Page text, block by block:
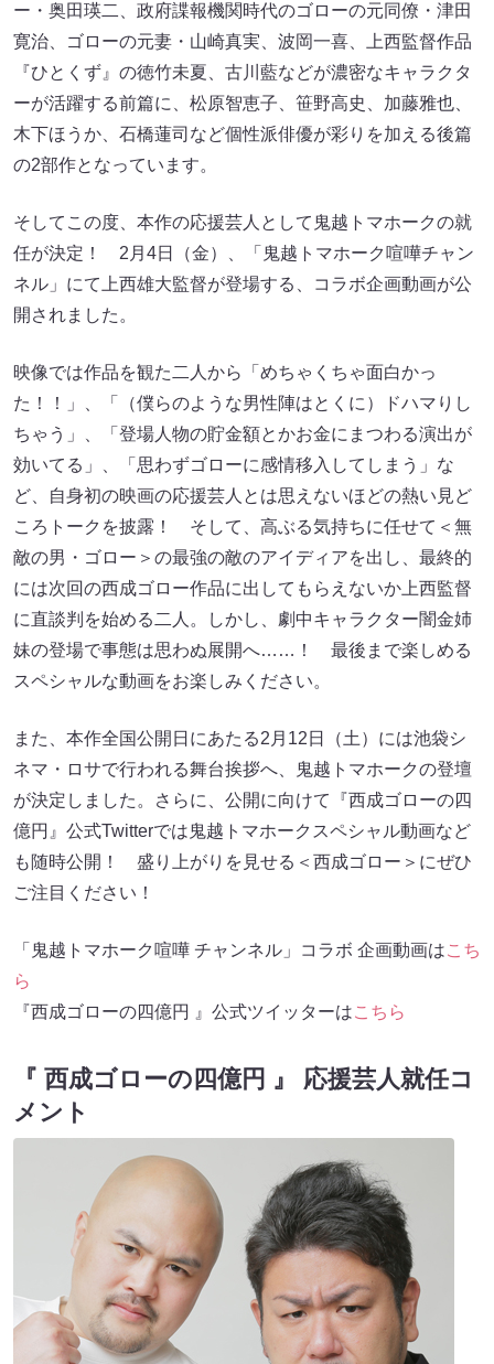
ー・奥田瑛二、政府諜報機関時代のゴローの元同僚・津田
寛治、ゴローの元妻・山崎真実、波岡一喜、上西監督作品
『ひとくず』の徳竹未夏、古川藍などが濃密なキャラクタ
ーが活躍する前篇に、松原智恵子、笹野高史、加藤雅也、
木下ほうか、石橋蓮司など個性派俳優が彩りを加える後篇
の2部作となっています。
そしてこの度、本作の応援芸人として鬼越トマホークの就
任が決定！ 2月4日（金）、「鬼越トマホーク喧嘩チャン
ネル」にて上西雄大監督が登場する、コラボ企画動画が公
開されました。
映像では作品を観た二人から「めちゃくちゃ面白かっ
た！！」、「（僕らのような男性陣はとくに）ドハマりし
ちゃう」、「登場人物の貯金額とかお金にまつわる演出が
効いてる」、「思わずゴローに感情移入してしまう」な
ど、自身初の映画の応援芸人とは思えないほどの熱い見ど
ころトークを披露！ そして、高ぶる気持ちに任せて＜無
敵の男・ゴロー＞の最強の敵のアイディアを出し、最終的
には次回の西成ゴロー作品に出してもらえないか上西監督
に直談判を始める二人。しかし、劇中キャラクター闇金姉
妹の登場で事態は思わぬ展開へ……！ 最後まで楽しめる
スペシャルな動画をお楽しみください。
また、本作全国公開日にあたる2月12日（土）には池袋シ
ネマ・ロサで行われる舞台挨拶へ、鬼越トマホークの登壇
が決定しました。さらに、公開に向けて『西成ゴローの四
億円』公式Twitterでは鬼越トマホークスペシャル動画など
も随時公開！ 盛り上がりを見せる＜西成ゴロー＞にぜひ
ご注目ください！
「鬼越トマホーク喧嘩 チャンネル」コラボ 企画動画はこち
ら
『西成ゴローの四億円 』公式ツイッターはこちら
『 西成ゴローの四億円 』 応援芸人就任コ
メント